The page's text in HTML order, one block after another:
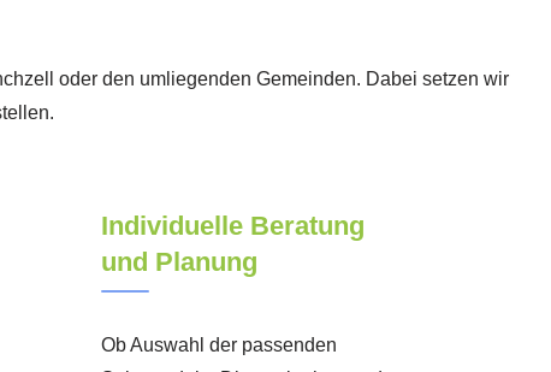
oder den umliegenden Gemeinden. Dabei setzen wir
Individuelle Beratung
und Planung
Ob Auswahl der passenden